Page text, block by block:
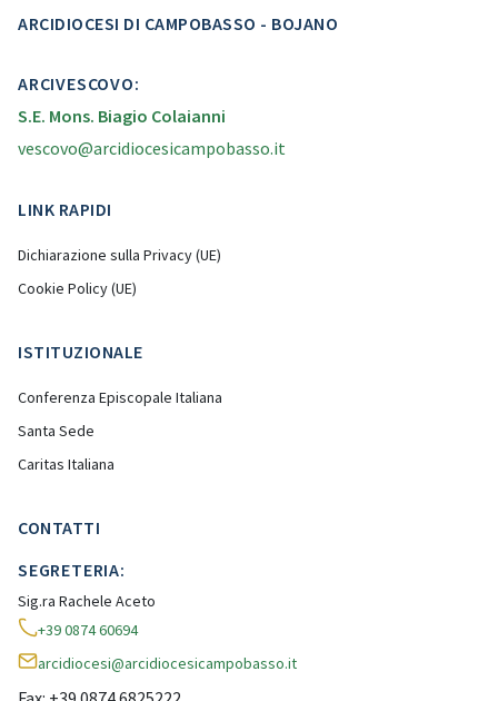
ARCIDIOCESI DI CAMPOBASSO - BOJANO
ARCIVESCOVO:
S.E. Mons. Biagio Colaianni
vescovo@arcidiocesicampobasso.it
LINK RAPIDI
Dichiarazione sulla Privacy (UE)
Cookie Policy (UE)
ISTITUZIONALE
Conferenza Episcopale Italiana
Santa Sede
Caritas Italiana
CONTATTI
SEGRETERIA:
Sig.ra Rachele Aceto
+39 0874 60694
arcidiocesi@arcidiocesicampobasso.it